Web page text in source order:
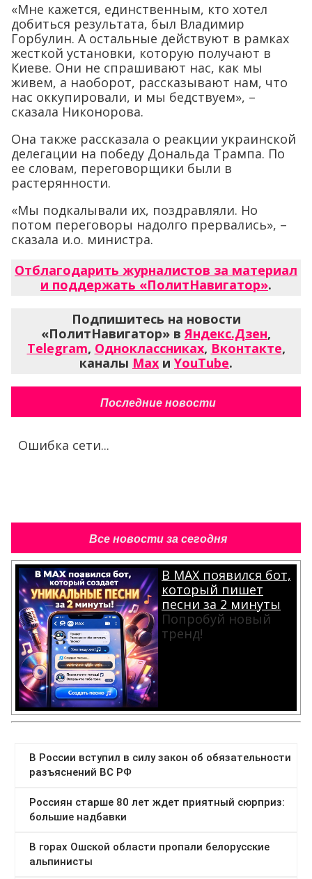
«Мне кажется, единственным, кто хотел
добиться результата, был Владимир
Горбулин. А остальные действуют в рамках
жесткой установки, которую получают в
Киеве. Они не спрашивают нас, как мы
живем, а наоборот, рассказывают нам, что
нас оккупировали, и мы бедствуем», –
сказала Никонорова.
Она также рассказала о реакции украинской
делегации на победу Дональда Трампа. По
ее словам, переговорщики были в
растерянности.
«Мы подкалывали их, поздравляли. Но
потом переговоры надолго прервались», –
сказала и.о. министра.
Отблагодарить журналистов за материал
и поддержать «ПолитНавигатор».
Подпишитесь на новости
«ПолитНавигатор» вЯндекс.Дзен,
Telegram, Одноклассниках, Вконтакте,
каналы Max и YouTube.
Последние новости
Ошибка сети...
Все новости за сегодня
В MAX появился бот,
который пишет
песни за 2 минуты
Попробуй новый
тренд!